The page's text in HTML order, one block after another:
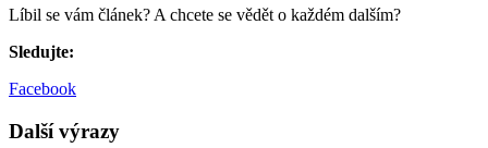
Líbil se vám článek? A chcete se vědět o každém dalším?
Sledujte:
Facebook
Další výrazy